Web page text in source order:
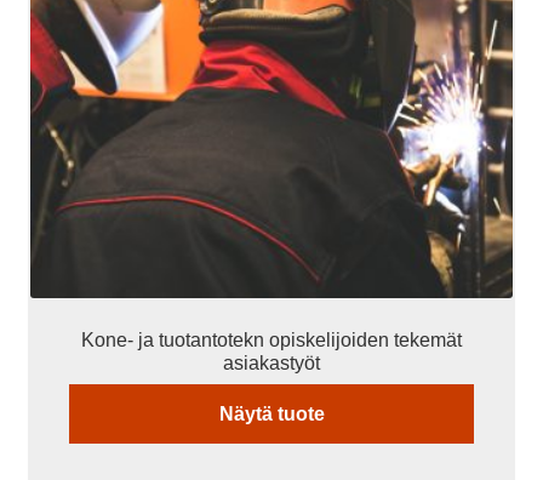
Kone- ja tuotantotekn opiskelijoiden tekemät
asiakastyöt
Näytä tuote